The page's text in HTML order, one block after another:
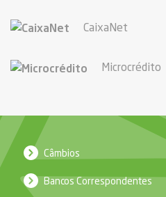
CaixaNet
Microcrédito
Câmbios
Bancos Correspondentes